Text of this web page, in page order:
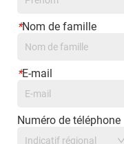
*Nom de famille
*E-mail
Numéro de téléphone